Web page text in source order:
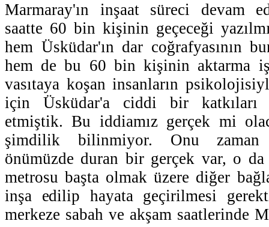
Marmaray'ın inşaat süreci devam
saatte 60 bin kişinin geçeceği
hem Üsküdar'ın dar coğrafyasının
hem de bu 60 bin kişinin aktarma
vasıtaya koşan insanların
için Üsküdar'a ciddi bir katkıları
etmiştik. Bu iddiamız gerçek mi
şimdilik bilinmiyor. Onu zaman
önümüzde duran bir gerçek var, o da
metrosu başta olmak üzere diğer
inşa edilip hayata geçirilmesi
merkeze sabah ve akşam saatlerinde